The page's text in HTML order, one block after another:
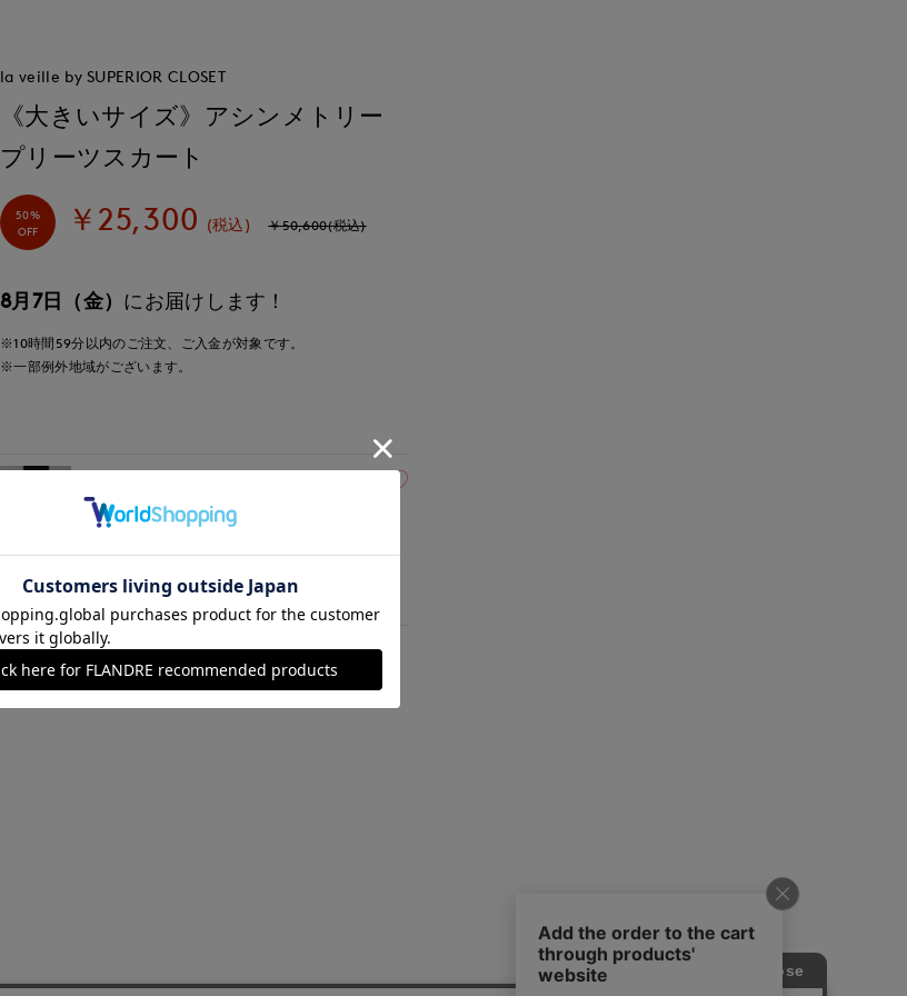
la veille by SUPERIOR CLOSET
《大きいサイズ》アシンメトリー
プリーツスカート
50%
OFF
￥25,300 (税込) ￥50,600(税込)
8月7日（金） にお届けします！
※10時間 59分以内のご注文、ご入金が対象です。
※一部例外地域がございます。